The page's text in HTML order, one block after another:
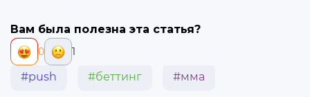
Вам была полезна эта статья?
0 1
#push #беттинг #мма